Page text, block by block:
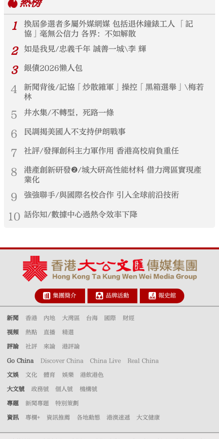
熱榜
1
換屆參選者多屬外媒網媒 包括退休鐘錶工人 「記
協」毫無公信力 各界：不如解散
2 如是我見/忠義千年 誠善一城\李 輝
3 銀債2026懶人包
4
新聞背後/記協「炒散雜軍」操控「黑箱選舉」\梅若
林
5 井水集/不轉型，死路一條
6 民調揭美國人不支持伊朗戰事
7 社評/發揮創科主力軍作用 香港高校肩負重任
8
港產創新研發❷/城大研高性能材料 借力灣區實現產
業化
9 強強聯手/與國際名校合作 引入全球前沿技術
10 話你知/數據中心過熱令效率下降
集團簡介 品牌活動 報史館
新聞 香港 內地 大灣區 台海 國際 財經
視頻 熱點 直播 精選
評論 社評 來論 港評論
Go China Discover China China Live Real China
文娛 文化 體育 娛樂 港飲港色
大文號 政務號 個人號 機構號
專題 新聞專題 特別策劃
資訊 專欄+ 資訊推薦 各地動態 港澳速遞 大文健康